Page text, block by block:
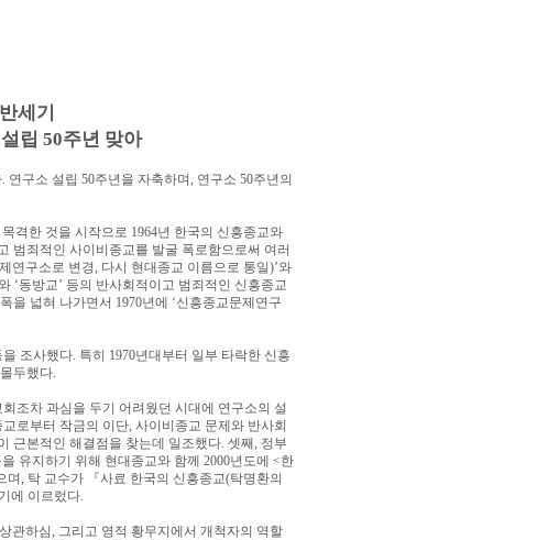
세기
립 50주년 맞아
. 연구소 설립 50주년을 자축하며, 연구소 50주년의
격한 것을 시작으로 1964년 한국의 신흥종교와
범죄적인 사이비종교를 발굴 폭로함으로써 여러
연구소로 변경, 다시 현대종교 이름으로 통일)’와
‘동방교’ 등의 반사회적이고 범죄적인 신흥종교
을 넓혀 나가면서 1970년에 ‘신흥종교문제연구
을 조사했다. 특히 1970년대부터 일부 타락한 신흥
두했다.
조차 과심을 두기 어려웠던 시대에 연구소의 설
교로부터 작금의 이단, 사이비종교 문제와 반사회
근본적인 해결점을 찾는데 일조했다. 셋째, 정부
유지하기 위해 현대종교와 함께 2000년도에 <한
며, 탁 교수가 『사료 한국의 신흥종교(탁명환의
에 이르렀다.
관하심, 그리고 영적 황무지에서 개척자의 역할